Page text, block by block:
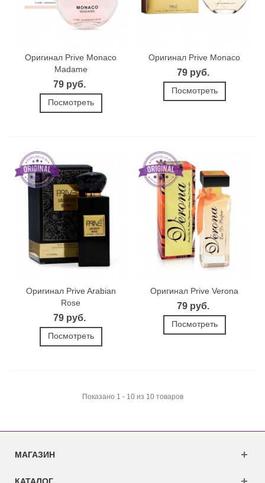
Оригинал Prive Monaco
Madame
79 руб.
Посмотреть
Оригинал Prive Monaco
79 руб.
Посмотреть
Оригинал Prive Arabian
Rose
79 руб.
Посмотреть
Оригинал Prive Verona
79 руб.
Посмотреть
Показано 1 - 10 из 10 товаров
МАГАЗИН
КАТАЛОГ